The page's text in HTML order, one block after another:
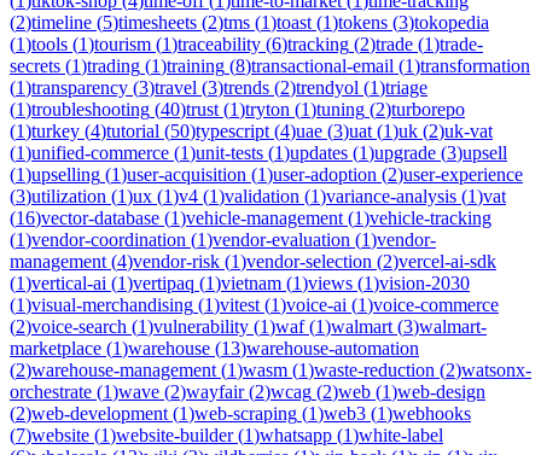
(2)timeline (5)timesheets (2)tms (1)toast (1)tokens (3)tokopedia
(1)tools (1)tourism (1)traceability (6)tracking (2)trade (1)trade-
secrets (1)trading (1)training (8)transactional-email (1)transformation
(1)transparency (3)travel (3)trends (2)trendyol (1)triage
(1)troubleshooting (40)trust (1)tryton (1)tuning (2)turborepo
(1)turkey (4)tutorial (50)typescript (4)uae (3)uat (1)uk (2)uk-vat
(1)unified-commerce (1)unit-tests (1)updates (1)upgrade (3)upsell
(1)upselling (1)user-acquisition (1)user-adoption (2)user-experience
(3)utilization (1)ux (1)v4 (1)validation (1)variance-analysis (1)vat
(16)vector-database (1)vehicle-management (1)vehicle-tracking
(1)vendor-coordination (1)vendor-evaluation (1)vendor-
management (4)vendor-risk (1)vendor-selection (2)vercel-ai-sdk
(1)vertical-ai (1)vertipaq (1)vietnam (1)views (1)vision-2030
(1)visual-merchandising (1)vitest (1)voice-ai (1)voice-commerce
(2)voice-search (1)vulnerability (1)waf(1)walmart (3)walmart-
marketplace (1)warehouse (13)warehouse-automation
(2)warehouse-management (1)wasm (1)waste-reduction (2)watsonx-
orchestrate (1)wave (2)wayfair(2)wcag (2)web (1)web-design
(2)web-development (1)web-scraping (1)web3 (1)webhooks
(7)website (1)website-builder(1)whatsapp (1)white-label